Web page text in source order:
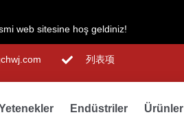
web sitesine hoş geldiniz!
列表项
Endüstriler Ürünler